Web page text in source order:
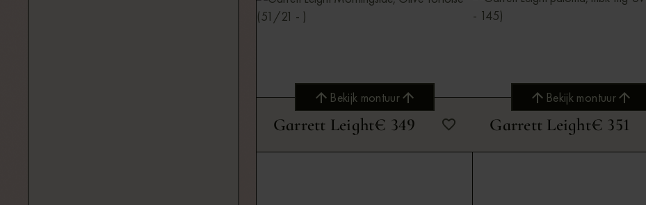
Bekijk montuur
Bekijk montuur
Garrett Leight€ 349
Bekijk montuur
Bekijk montuur
Garrett Leight€ 351